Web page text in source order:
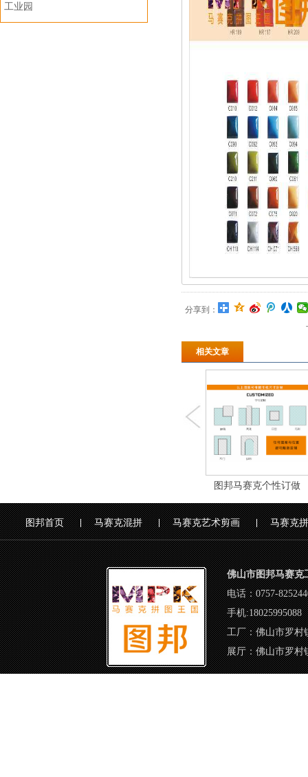
工业园
分享到：
相关文章
图邦马赛克个性订做
图邦首页 马赛克混拼 马赛克艺术剪画 马赛克
佛山市图邦马赛克
电话：0757-
手机:18025995088
工厂：佛山市罗村
展厅：佛山市罗村